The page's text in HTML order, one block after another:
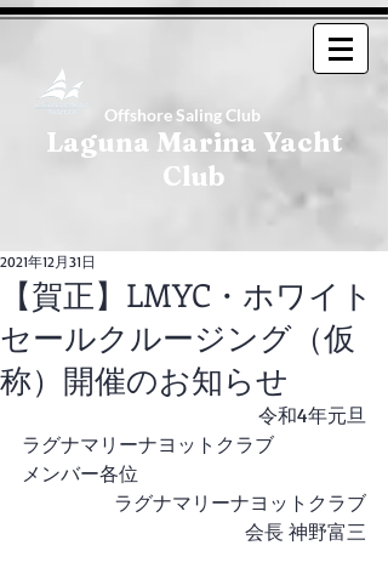
Offshore Saling Club
Laguna Marina Yacht
Club
【賀正】LMYC・ホワイト
セールクルージング（仮
称）開催のお知らせ
2021年12月31日
令和4年元旦
ラグナマリーナヨットクラブ
メンバー各位
ラグナマリーナヨットクラブ
会長 神野富三